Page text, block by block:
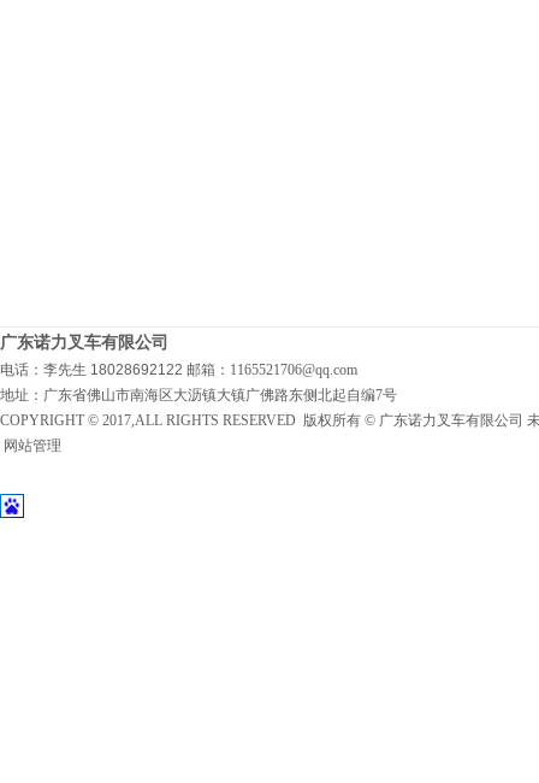
广东诺力叉车有限公司
电话：李先生 18028692122 邮箱：1165521706@qq.com
地址：广东省佛山市南海区大沥镇大镇广佛路东侧北起自编7号
COPYRIGHT © 2017,ALL RIGHTS RESERVED 版权所有 © 广东诺力叉车有限公司
网站管理